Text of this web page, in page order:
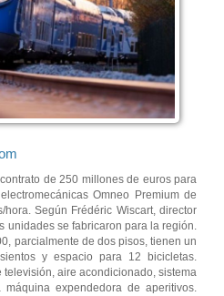
de 250 millones de euros para
Omneo Premium de
Según Frédéric Wiscart, director
unidades se fabricaron para la región.
parcialmente de dos pisos, tienen un
y espacio para 12 bicicletas.
aire acondicionado, sistema
expendedora de aperitivos.